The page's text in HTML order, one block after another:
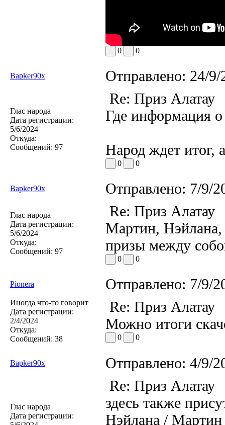
0 0
Bapker90x Отправлено: 24/
Глас народа
Дата регистрации:
5/6/2024
Откуда:
Сообщений: 97
Re: Приз Алатау
Где информация о
Народ ждет итог,
0 0
Bapker90x Отправлено: 7/9/
Глас народа
Дата регистрации:
5/6/2024
Откуда:
Сообщений: 97
Re: Приз Алатау
Мартин, Нэйлана,
призы между
0 0
Pionera Отправлено: 7/9/
Иногда что-то говорит
Дата регистрации:
2/4/2024
Откуда:
Сообщений: 38
Re: Приз Алатау
Можно итоги
0 0
Bapker90x Отправлено: 4/9/
Глас народа
Дата регистрации:
Re: Приз Алатау
здесь также
Нэйлана /